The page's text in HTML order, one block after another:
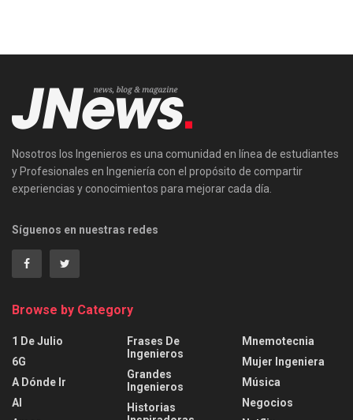
Nosotros los Ingenieros es una comunidad en línea de estudiantes
y Profesionales en Ingeniería con el propósito de compartir
experiencias y conocimientos para mejorar cada día.
Síguenos en nuestras redes
Browse by Category
1 De Julio
6G
A Dónde Ir
AI
Frases De
Ingenieros
Grandes
Ingenieros
Historias
Mnemotecnia
Mujer Ingeniera
Música
Negocios